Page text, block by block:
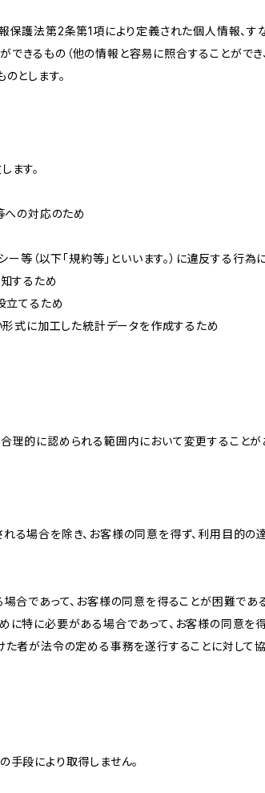
保護法第2条第1項により定義された個人情報、
きるもの（他の情報と容易に照合することがで
とします。
ます。
への対応のため
ー等（以下「規約等」といいます。）に違反する行
するため
立てるため
形式に加工した統計データを作成するため
理的に認められる範囲内において変更すること
る場合を除き、お客様の同意を得ず、利用目的
合であって、お客様の同意を得ることが困難であ
に特に必要がある場合であって、お客様の同意を
た者が法令の定める事務を遂行することに対し
手段により取得しません。